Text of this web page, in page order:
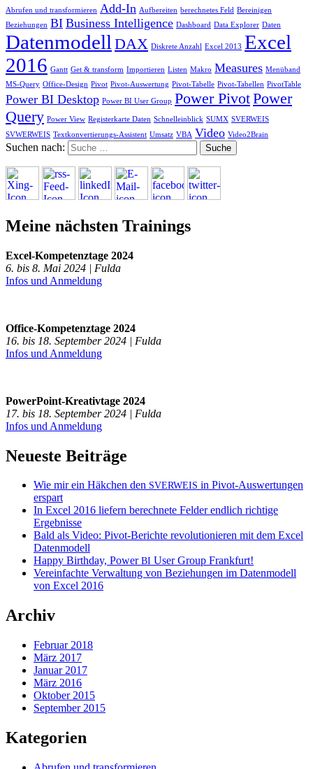
Abrufen und transformieren Add-In Aufbereiten berechnetes Feld Bereinigen
Beziehungen BI Business Intelligence Dashboard Data Explorer Daten
Datenmodell DAX Diskrete Anzahl Excel 2013 Excel
2016 Gantt Get & transform Importieren Listen Makro Measures Menüband
MS-Query Office-Design Pivot Pivot-Auswertung Pivot-Tabelle Pivot-Tabellen PivotTable
Power BI Desktop Power BI User Group Power PivotPower
Query Power View Registerkarte Daten Schnelleinblick SUMX SVERWEIS
SVWERWEIS Textkonvertierungs-Assistent Umsatz VBA Video Video2Brain
Suchen nach:
Meine nächsten Trainings
Excel-Kompetenztage 2024
6. bis 8. Mai 2024 | Fulda
Infos und Anmeldung
Office-Kompetenztage 2024
16. bis 18. September 2024 | Fulda
Infos und Anmeldung
PowerPoint-Kreativtage 2024
17. bis 18. September 2024 | Fulda
Infos und Anmeldung
Neueste Beiträge
Wie mir ein Häkchen den SVERWEIS in Pivot-Auswertungen
erspart
In Excel 2016 liefern berechnete Felder endlich richtige
Ergebnisse
Bald als Video: Pivot-Berichte revolutionieren mit dem Excel
Datenmodell
Happy Birthday, PowerBI User Group Frankfurt!
Vereinfachte Verwaltung von Beziehungen im Datenmodell
von Excel 2016
Archiv
Februar 2018
März 2017
Januar 2017
März 2016
Oktober 2015
September 2015
Kategorien